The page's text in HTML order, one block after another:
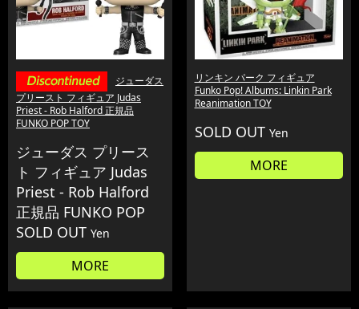
ジューダス
プリースト フィギュア Judas
Priest - Rob Halford 正規品
FUNKO POP TOY
ジューダス プリース
ト フィギュア Judas
Priest - Rob Halford
正規品 FUNKO POP
SOLD OUT Yen
MORE
リンキン パーク フィギュア
Funko Pop! Albums: Linkin Park
Reanimation TOY
SOLD OUT Yen
MORE